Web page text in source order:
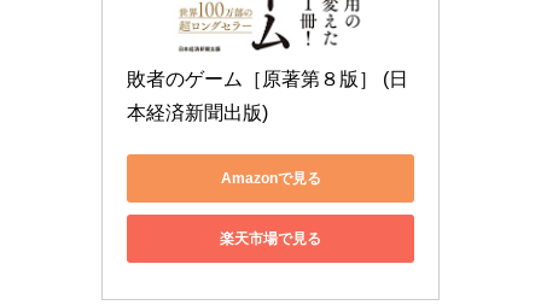
敗者のゲーム［原著第８版］ (日
本経済新聞出版)
Amazonで見る
楽天市場で見る